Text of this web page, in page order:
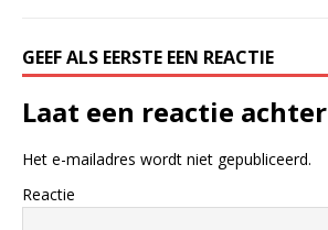
GEEF ALS EERSTE EEN REACTIE
Laat een reactie achter
Het e-mailadres wordt niet gepubliceerd.
Reactie